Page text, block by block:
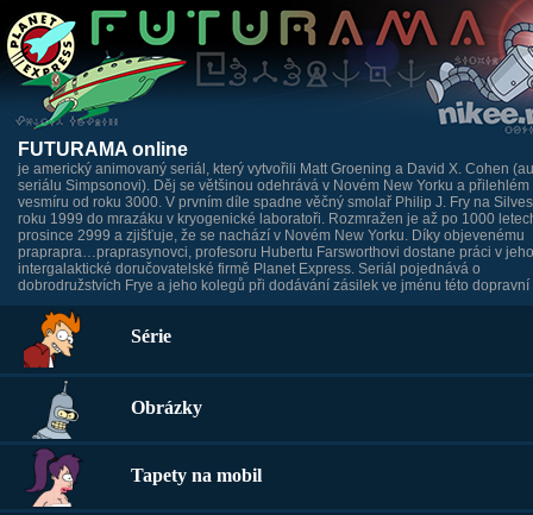
FUTURAMA online
je americký animovaný seriál, který vytvořili Matt Groening a David X. Cohen
seriálu Simpsonovi). Děj se většinou odehrává v Novém New Yorku a přilehlém
vesmíru od roku 3000. V prvním díle spadne věčný smolař Philip J. Fry na
roku 1999 do mrazáku v kryogenické laboratoři. Rozmražen je až po 1000
prosince 2999 a zjišťuje, že se nachází v Novém New Yorku. Díky objevenému
praprapra…praprasynovci, profesoru Hubertu Farsworthovi dostane práci v
intergalaktické doručovatelské firmě Planet Express. Seriál pojednává o
dobrodružstvích Frye a jeho kolegů při dodávání zásilek ve jménu této dopravní
Série
Obrázky
Tapety na mobil